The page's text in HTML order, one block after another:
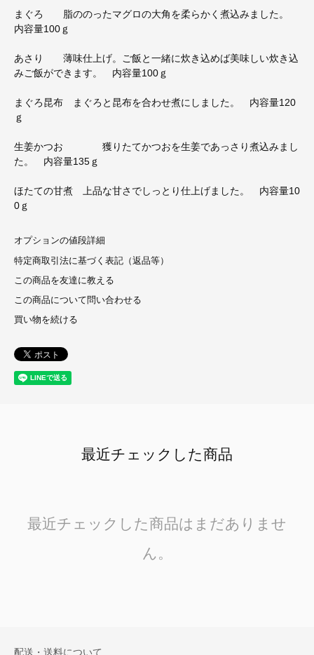
まぐろ 脂ののったマグロの大角を柔らかく煮込みました。
内容量100ｇ
あさり 薄味仕上げ。ご飯と一緒に炊き込めば美味しい炊き込
みご飯ができます。 内容量100ｇ
まぐろ昆布 まぐろと昆布を合わせ煮にしました。 内容量120
ｇ
生姜かつお 獲りたてかつおを生姜であっさり煮込みまし
た。 内容量135ｇ
ほたての甘煮 上品な甘さでしっとり仕上げました。 内容量10
0ｇ
オプションの値段詳細
特定商取引法に基づく表記（返品等）
この商品を友達に教える
この商品について問い合わせる
買い物を続ける
最近チェックした商品
最近チェックした商品はまだありませ
ん。
配送・送料について